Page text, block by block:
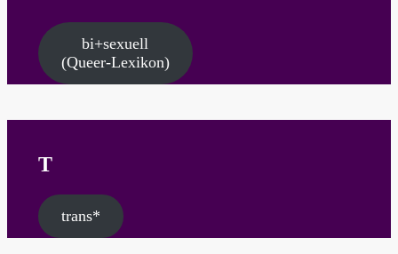
bi+sexuell
(Queer-Lexikon)
T
trans*